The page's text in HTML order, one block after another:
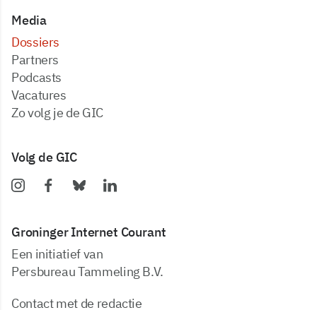
Media
dossiers
partners
podcasts
vacatures
zo volg je de GIC
Volg de GIC
Groninger Internet Courant
Een initiatief van
Persbureau Tammeling B.V.
Contact met de redactie